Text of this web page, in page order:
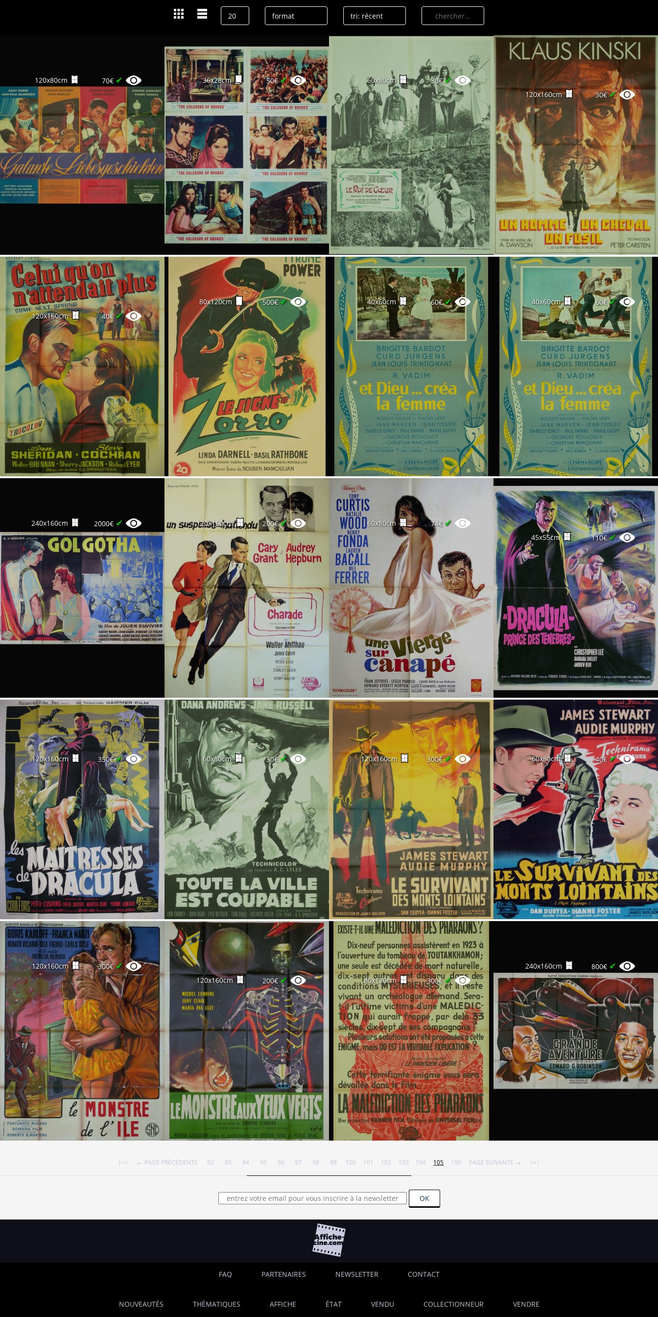
120x80cm 70€ ✔ 36x28cm 50€✔ 60x80cm 30€✔
120x160cm 30€✔
120x160cm 40€✔
80x120cm 500€✔ 40x60cm 60€✔ 40x60cm 60€✔
240x160cm 2000€ ✔ 120x160cm 200€✔ 60x80cm 74€ ✔
45x55cm 110€✔
120x160cm 350€✔ 60x80cm 30€✔ 120x160cm 300€✔ 60x80cm 40€✔
120x160cm 300€✔
120x160cm 200€✔ 80x120cm 300€✔
240x160cm 800€ ✔
|<< ← PAGE PRÉCÉDENTE 92 93 94 95 96 97 98 99 100 101 102 103 104 105 106 PAGE SUIVANTE → >>|
OK
FAQ PARTENAIRES NEWSLETTER CONTACT
NOUVEAUTÉS THÉMATIQUES AFFICHE ÉTAT VENDU COLLECTIONNEUR VENDRE